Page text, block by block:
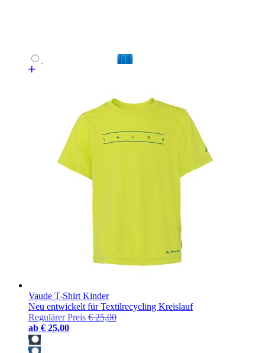
Vaude T-Shirt Kinder
Neu entwickelt für Textilrecycling Kreislauf
Regulärer Preis € 25,00
ab € 25,00